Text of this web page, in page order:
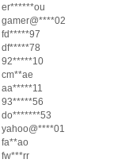
er******ou
gamer@****02
fd*****97
df*****78
92*****10
cm**ae
aa*****11
93*****56
do*******53
yahoo@****01
fa**ao
fw***rr